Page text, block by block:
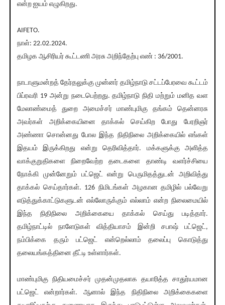
என்ற ஐயம் எழுகிறது.
AIFETO.
நாள்: 22.02.2024.
தமிழக ஆசிரியர் கூட்டணி அரசு அறிந்தேற்பு எண் : 36/2001.
நாடாளுமன்றத் தேர்தலுக்கு முன்னர் தமிழ்நாடு சட்டப்பேரவை கூட்டம்
பிப்ரவரி 19 அன்று நடைபெற்றது. தமிழ்நாடு நிதி மற்றும் மனித வள
மேலாண்மைத் துறை அமைச்சர் மாண்புமிகு தங்கம் தென்னரசு
அவர்கள் அறிக்கையினை தாக்கல் செய்கிற போது பேரறிஞர்
அண்ணா சொன்னது போல இந்த நிதிநிலை அறிக்கையில் எங்கள்
இதயம் இருக்கிறது என்று தெரிவித்தார். மக்களுக்கு அளித்த
வாக்குறுதிகளை நிறைவேற்ற தடைகளை தாண்டி வளர்ச்சியை
நோக்கி முன்னேறும் பட்ஜெட் என்று பெருமிதத்துடன் அறிவித்து
தாக்கல் செய்தார்கள். 126 நிமிடங்கள் அழகான தமிழில் பல்வேறு
எடுத்துக்காட்டுகளுடன் எல்லோருக்கும் எல்லாம் என்ற நிலைமையில்
இந்த நிதிநிலை அறிக்கையை தாக்கல் செய்து படித்தார்.
தமிழ்நாட்டில் நாளேடுகள் வித்தியாசம் இன்றி சபாஷ் பட்ஜெட்,
நம்பிக்கை தரும் பட்ஜெட் என்றெல்லாம் தலைப்பு கொடுத்து
தலையங்கத்தினை தீட்டி உள்ளார்கள்.
மாண்புமிகு நிதியமைச்சர் முதன்முதலாக தயாரித்த சாதுர்யமான
பட்ஜெட் என்றார்கள். ஆனால் இந்த நிதிநிலை அறிக்கைகளை